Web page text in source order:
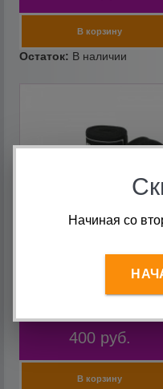
Бинты боксерские BoyBo
хлопок, Черный,BB1001-
400 руб.
Начиная со